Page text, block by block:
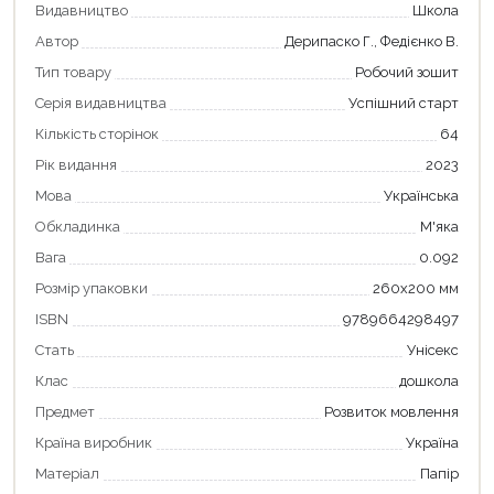
Видавництво
Школа
Автор
Дерипаско Г., Федієнко В.
Тип товару
Робочий зошит
Серія видавництва
Успішний старт
Кількість сторінок
64
Рік видання
2023
Мова
Українська
Обкладинка
М'яка
Вага
0.092
Розмір упаковки
260х200 мм
ISBN
9789664298497
Стать
Унісекс
Клас
дошкола
Предмет
Розвиток мовлення
Країна виробник
Україна
Матеріал
Папір